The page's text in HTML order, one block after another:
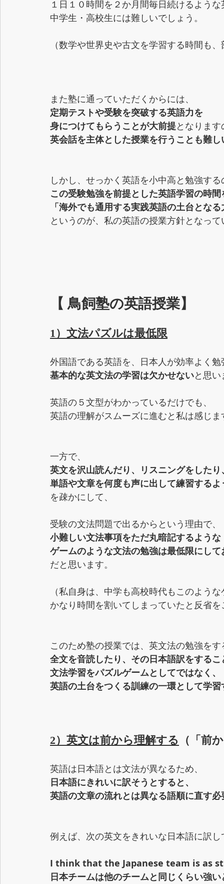
１日１０時間を２か月間毎日続けるよう
中学生・高校生には難しいでしょう。
（数学や世界史や古文を学習する時間も
また塾に通っていただくからには、
定期テストや受験を突破する英語力を
身につけてもらうことが大前提となりま
英会話を主体とした授業を行うことも難し
しかし、せっかく英語を小中高と勉強す
この受験勉強を前提とした英語学習の時
「海外でも通用する実践英語の土台とな
というのが、私の英語の授業方針となっ
【 鳥飼塾の英語授業】
1）文法パズルは最低限
外国語である英語を、日本人が効率よく
基本的な英文法の学習は欠かせないと思
英語の５文型がわかっているだけでも、
英語の理解がスムーズに進むと私は感じま
一方で、
英文を沢山読んだり、リスニングをしたり
単語や文章を何度も声に出して練習する
を疎かにして、
受験の文法問題で出るからという理由で、
小難しい文法事項をただ丸暗記するような
ゲームのような文法の勉強は最低限にして
だと思います。
（私自身は、中学も高校時代もこのよう
かなり時間を割いてしまっていたと反省
このため塾の授業では、英文法の勉強を
全文を音読したり、その日本語訳をするこ
文法学習をパズルゲームとしてではなく、
英語の土台をつくる訓練の一環として学習
2）英文は前から理解する （「前
英語は日本語とは文法が異なるため、
日本語にきれいに訳そうとすると、
英語の文章の流れとは異なる語順に直す必
例えば、次の英文をきれいな日本語に訳
I think that the Japanese team is as
日本チームは他のチームと同じくらい強